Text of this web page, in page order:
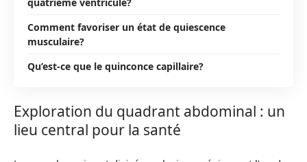
Comment favoriser un état de quiescence
musculaire?
Qu’est-ce que le quinconce capillaire?
Exploration du quadrant abdominal : un
lieu central pour la santé